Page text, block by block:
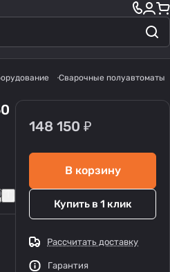
Сварочные полуавтоматы
148 150 ₽
В корзину
Купить в 1 клик
Рассчитать доставку
Гарантия